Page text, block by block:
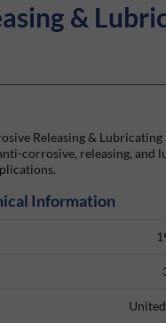
&
Releasing & Lubricating
corrosive, releasing, and
Information